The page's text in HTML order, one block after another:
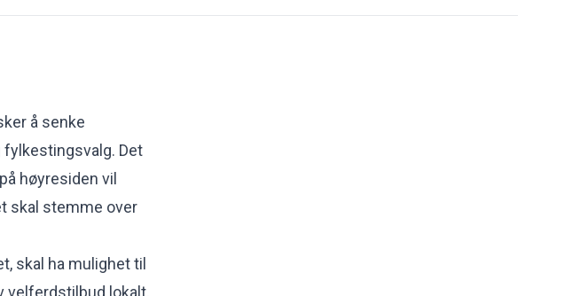
å senke
Det
høyresiden vil
skal stemme over
skal ha mulighet til
velferdstilbud lokalt,